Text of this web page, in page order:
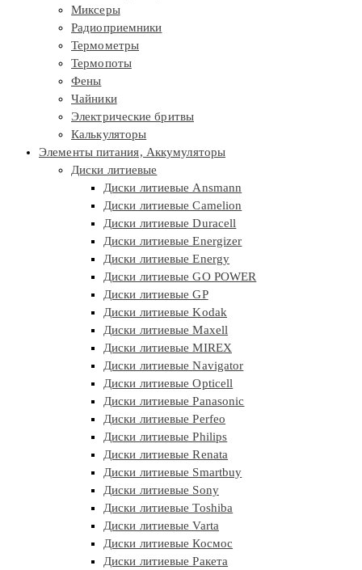
Миксеры
Радиоприемники
Термометры
Термопоты
Фены
Чайники
Электрические бритвы
Калькуляторы
Элементы питания, Аккумуляторы
Диски литиевые
Диски литиевые Ansmann
Диски литиевые Camelion
Диски литиевые Duracell
Диски литиевые Energizer
Диски литиевые Energy
Диски литиевые GO POWER
Диски литиевые GP
Диски литиевые Kodak
Диски литиевые Maxell
Диски литиевые MIREX
Диски литиевые Navigator
Диски литиевые Opticell
Диски литиевые Panasonic
Диски литиевые Perfeo
Диски литиевые Philips
Диски литиевые Renata
Диски литиевые Smartbuy
Диски литиевые Sony
Диски литиевые Toshiba
Диски литиевые Varta
Диски литиевые Космос
Диски литиевые Ракета